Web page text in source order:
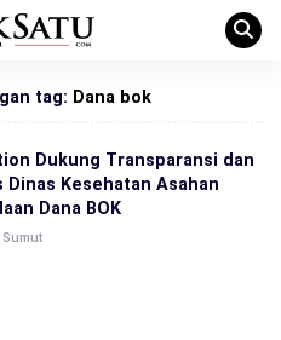
tag: Dana bok
Dukung Transparansi dan
Kesehatan Asahan
Dana BOK
Sumut